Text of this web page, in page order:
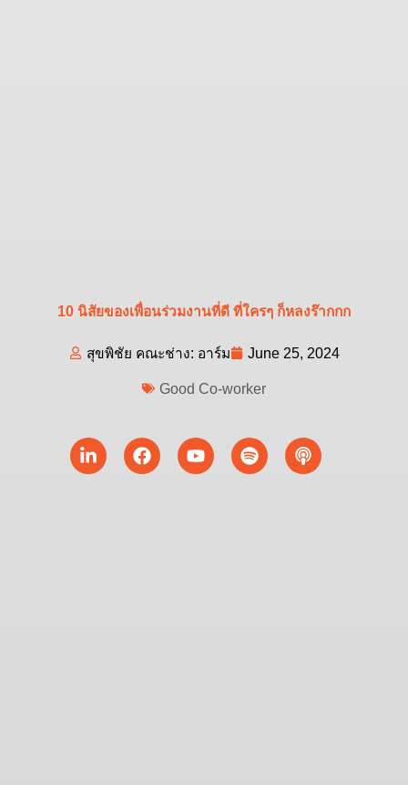
10 นิสัยของเพื่อนร่วมงานที่ดี ที่ใครๆ ก็หลงร๊ากกก
สุขพิชัย คณะช่าง: อาร์ม June 25, 2024
Good Co-worker
Linkedin-
in
FacebookYoutubeSpotifyPodcast